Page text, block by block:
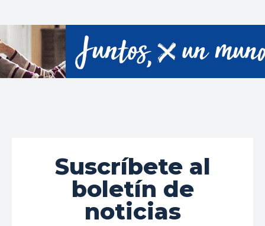
Suscríbete al
boletín de
noticias